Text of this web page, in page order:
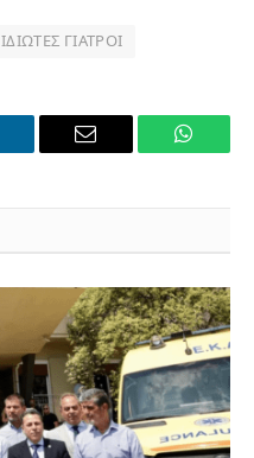
ΙΔΙΏΤΕΣ ΓΙΑΤΡΟΊ
Email